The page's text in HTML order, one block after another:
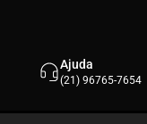
Ajuda
(21) 96765-7654